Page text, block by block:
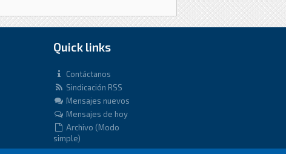
Quick links
Contáctanos
Sindicación RSS
Mensajes nuevos
Mensajes de hoy
Archivo (Modo
simple)